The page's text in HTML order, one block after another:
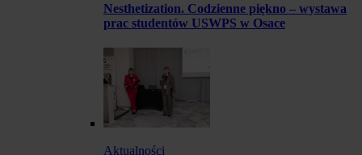
Nesthetization. Codzienne piękno – wystawa
prac studentów USWPS w Osace
Aktualności